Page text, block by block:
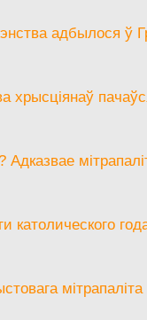
адбылося ў
хрысціянаў
католического
мітрапаліта